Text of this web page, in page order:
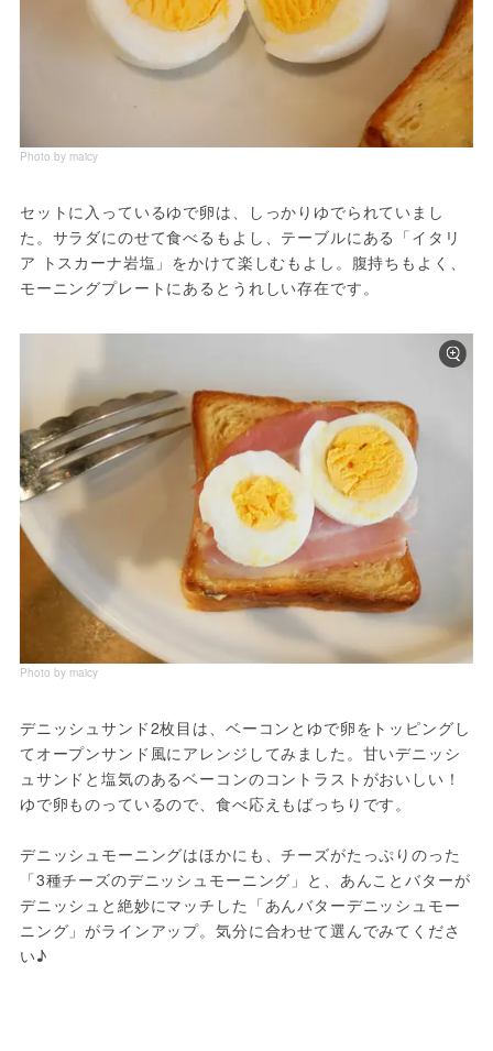
Photo by maicy
セットに入っているゆで卵は、しっかりゆでられていまし
た。サラダにのせて食べるもよし、テーブルにある「イタリ
ア トスカーナ岩塩」をかけて楽しむもよし。腹持ちもよく、
モーニングプレートにあるとうれしい存在です。
Photo by maicy
デニッシュサンド2枚目は、ベーコンとゆで卵をトッピングし
てオープンサンド風にアレンジしてみました。甘いデニッシ
ュサンドと塩気のあるベーコンのコントラストがおいしい！
ゆで卵ものっているので、食べ応えもばっちりです。
デニッシュモーニングはほかにも、チーズがたっぷりのった
「3種チーズのデニッシュモーニング」と、あんことバターが
デニッシュと絶妙にマッチした「あんバターデニッシュモー
ニング」がラインアップ。気分に合わせて選んでみてくださ
い♪